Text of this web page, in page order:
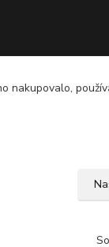
nakupovalo,